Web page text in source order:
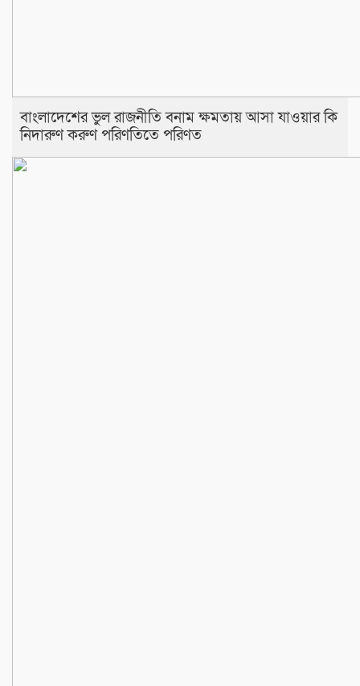
বাংলাদেশের ভুল রাজনীতি বনাম ক্ষমতায় আসা যাওয়ার কি
নিদারুণ করুণ পরিণতিতে পরিণত